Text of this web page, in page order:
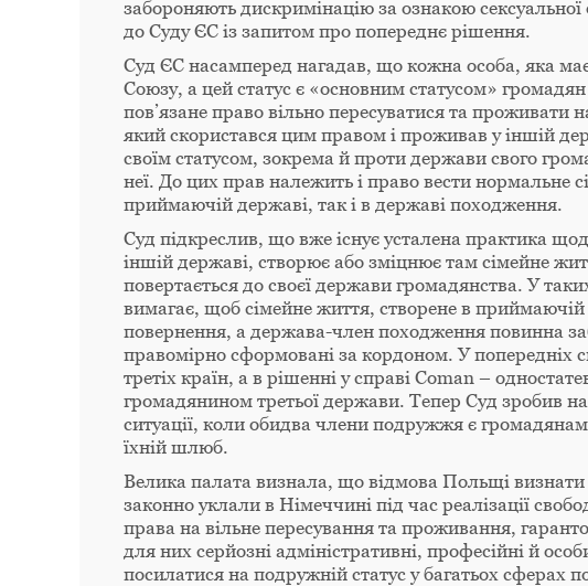
забороняють дискримінацію за ознакою сексуальної
до Суду ЄС із запитом про попереднє рішення.
Суд ЄС насамперед нагадав, що кожна особа, яка
Союзу, а цей статус є «основним статусом»
пов’язане право вільно пересуватися та
який скористався цим правом і проживав у іншій
своїм статусом, зокрема й проти держави свого
неї. До цих прав належить і право вести нормальне
приймаючій державі, так і в державі походження.
Суд підкреслив, що вже існує усталена практика
іншій державі, створює або зміцнює там сімейне
повертається до своєї держави громадянства. У
вимагає, щоб сімейне життя, створене в
повернення, а держава-член походження повинна
правомірно сформовані за кордоном. У попередніх
третіх країн, а в рішенні у справі Coman –
громадянином третьої держави. Тепер Суд зробив
ситуації, коли обидва члени подружжя є
їхній шлюб.
Велика палата визнала, що відмова Польщі визнати
законно уклали в Німеччині під час реалізації
права на вільне пересування та проживання,
для них серйозні адміністративні, професійні й
посилатися на подружній статус у багатьох